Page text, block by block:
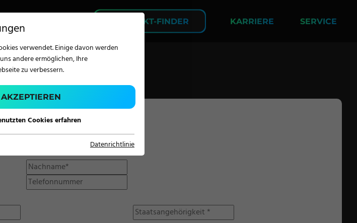
PRODUKT-FINDER KARRIERE SERVICE
UNTERNEHMEN
Partnernetzwerk
verwendet. Einige davon werden
andere ermöglichen, Ihre
zu verbessern.
Cookies erfahren
Datenrichtlinie